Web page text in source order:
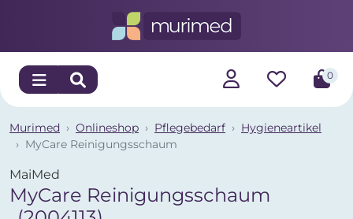
0
Murimed Onlineshop Pflegebedarf
Hygieneartikel
MyCare Reinigungsschaum
MaiMed
MyCare Reinigungsschaum